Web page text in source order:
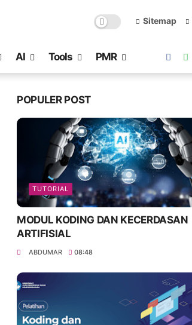
Sitemap
AI Tools PMR
POPULER POST
TUTORIAL
MODUL KODING DAN KECERDASAN
ARTIFISIAL
ABDUMAR 08:48